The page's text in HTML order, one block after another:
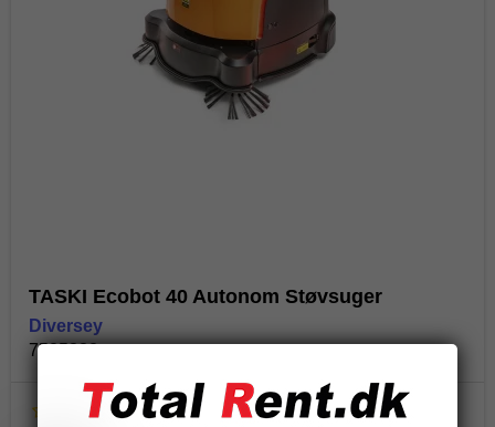
TASKI Ecobot 40 Autonom Støvsuger
Diversey
7525332